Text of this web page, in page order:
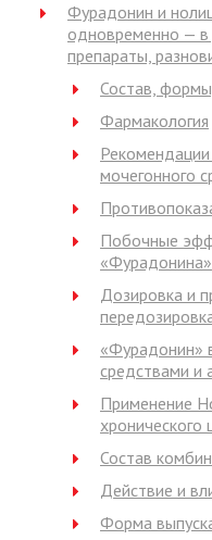
Фурадонин и
одновременно —
препараты,
Состав,
Фармакология
мочегонного
Побочные
«Фурадонина»
Дозировка и
«Фурадонин»
средствами и
Применение
хронического
Состав
Действие и
Форма